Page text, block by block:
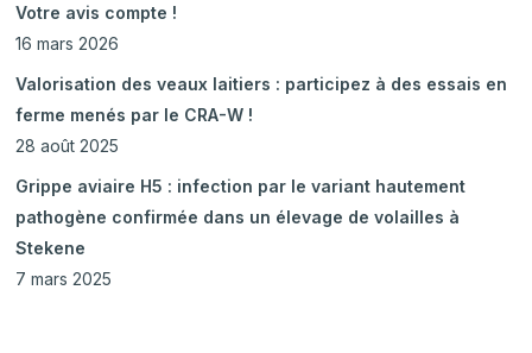
Votre avis compte !
16 mars 2026
Valorisation des veaux laitiers : participez à des essais en
ferme menés par le CRA-W !
28 août 2025
Grippe aviaire H5 : infection par le variant hautement
pathogène confirmée dans un élevage de volailles à
Stekene
7 mars 2025